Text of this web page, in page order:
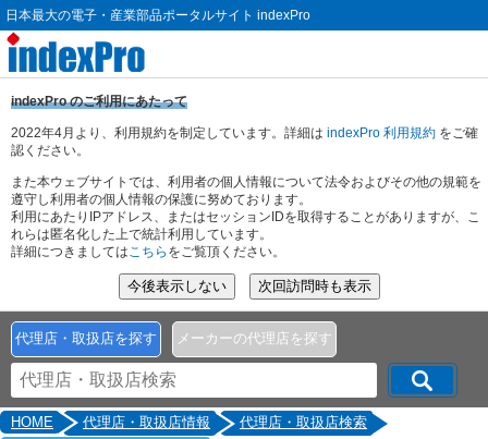
日本最大の電子・産業部品ポータルサイト indexPro
indexPro のご利用にあたって
2022年4月より、利用規約を制定しています。詳細は indexPro 利用規約 をご確
認ください。
また本ウェブサイトでは、利用者の個人情報について法令およびその他の規範を
遵守し利用者の個人情報の保護に努めております。
利用にあたりIPアドレス、またはセッションIDを取得することがありますが、こ
れらは匿名化した上で統計利用しています。
詳細につきましてはこちら をご覧頂ください。
代理店・取扱店を探す メーカーの代理店を探す
HOME 代理店・取扱店情報
代理店・取扱店検索